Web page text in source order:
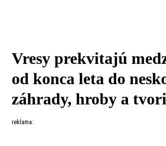
Vresy prekvitajú
od konca leta do
záhrady, hroby a
reklama: